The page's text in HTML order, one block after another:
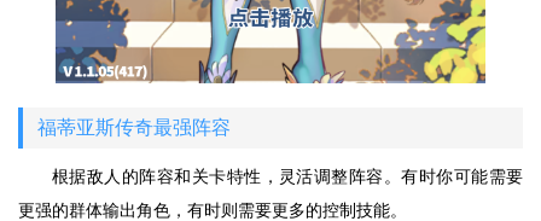
福蒂亚斯传奇最强阵容
根据敌人的阵容和关卡特性，灵活调整阵容。有时你可能需要
更强的群体输出角色，有时则需要更多的控制技能。